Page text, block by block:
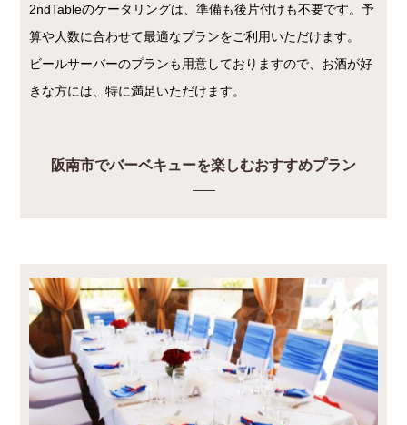
2ndTableのケータリングは、準備も後片付けも不要です。予
算や人数に合わせて最適なプランをご利用いただけます。
ビールサーバーのプランも用意しておりますので、お酒が好
きな方には、特に満足いただけます。
阪南市でバーベキューを楽しむおすすめプラン